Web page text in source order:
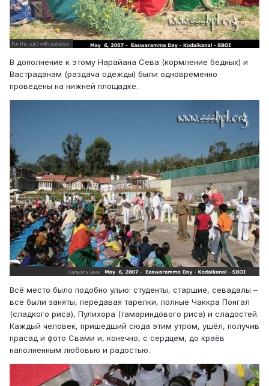
В дополнение к этому Нарайана Сева (кормление бедных) и
Вастраданам (раздача одежды) были одновременно
проведены на нижней площадке.
Всё место было подобно улью: студенты, старшие, севадалы –
все были заняты, передавая тарелки, полные Чаккра Понгал
(сладкого риса), Пулихора (тамариндового риса) и сладостей.
Каждый человек, пришедший сюда этим утром, ушёл, получив
прасад и фото Свами и, конечно, с сердцем, до краёв
наполненным любовью и радостью.